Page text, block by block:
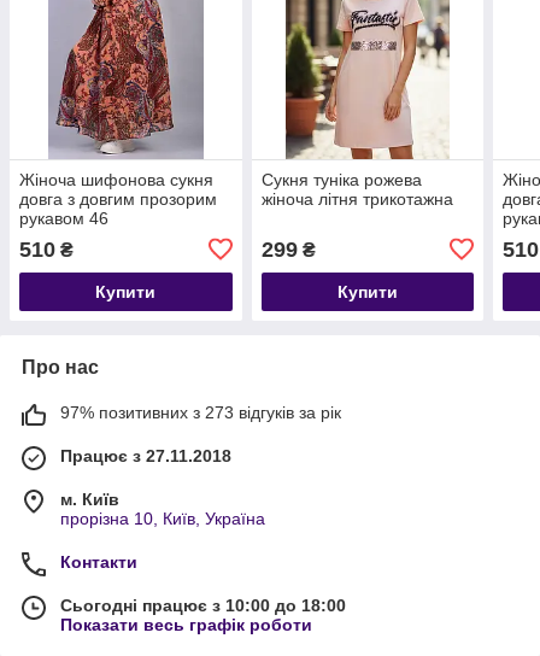
Жіноча шифонова сукня
довга з довгим прозорим
рукавом 46
510 ₴
Купити
Сукня туніка рожева
жіноча літня трикотажна
299₴
Купити
510
Про нас
97% позитивних з 273 відгуків за рік
Працює з 27.11.2018
м. Київ
прорізна 10, Київ, Україна
Контакти
Сьогодні працює з 10:00 до 18:00
Показати весь графік роботи